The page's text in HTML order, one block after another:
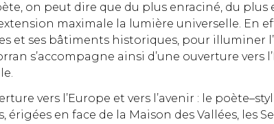
on peut dire que du plus enraciné, du
maximale la lumière universelle. En
et ses bâtiments historiques, pour illuminer
s’accompagne ainsi d’une ouverture vers
vers l’Europe et vers l’avenir : le
en face de la Maison des Vallées, les